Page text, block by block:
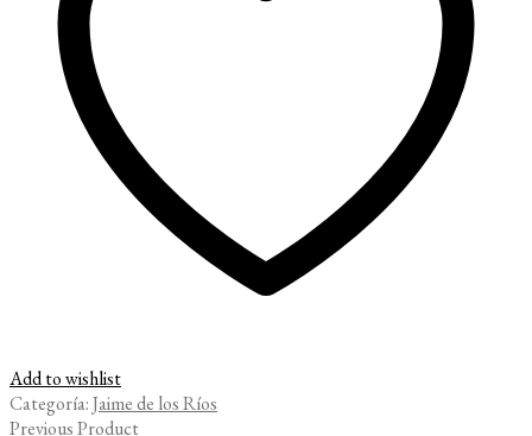
Add to wishlist
Categoría:Jaime de los Ríos
Previous Product